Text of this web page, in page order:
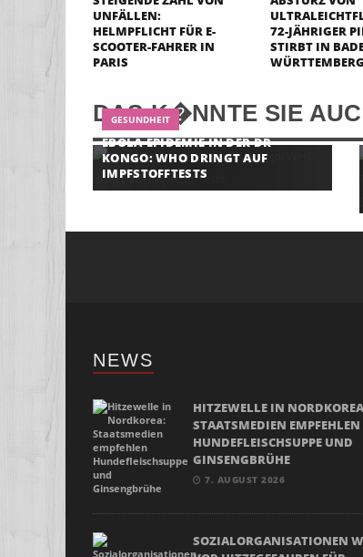
UNFÄLLEN:
HELMPFLICHT FÜR E-
SCOOTER-FAHRER IN
PARIS
72-JÄHRIGER
STIRBT IN
WÜRTTEMBERG
DAS K�NNTE SIE
GESUNDHEIT
EBOLA-EPIDEMIE IN DER DR
KONGO: WHO DRINGT AUF
IMPFSTOFFTESTS
NEWS
HITZEWELLE IN
STAATSMEDIEN EMPFEHLEN
HUNDEFLEISCHSUPPE UND
GINSENGBRÜHE
7. AUGUST 2026
SOZIALORGANISATIONEN